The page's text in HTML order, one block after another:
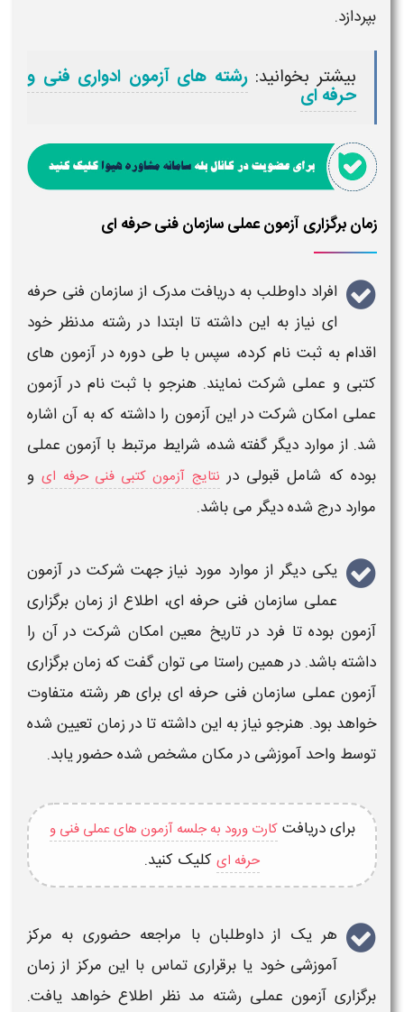
بپردازد.
بیشتر بخوانید: رشته های آزمون ادواری فنی و
حرفه ای
زمان برگزاری آزمون عملی سازمان فنی حرفه ای
افراد داوطلب به دریافت مدرک از سازمان فنی حرفه
ای نیاز به این داشته تا ابتدا در رشته مدنظر خود
اقدام به ثبت نام کرده، سپس با طی دوره درآزمون های
کتبی و عملی شرکت نمایند. هنرجو با ثبت نام در آزمون
عملی امکان شرکت در اینآزمون را داشته که به آن اشاره
شد. از موارد دیگر گفته شده، شرایط مرتبط با آزمون عملی
بوده که شامل قبولی در نتایج آزمون کتبی فنی حرفه ایو
موارد درج شده دیگر می باشد.
یکی دیگر از موارد مورد نیاز جهت شرکت در آزمون
عملی سازمان فنی حرفه ای، اطلاع از زمان برگزاری
آزمون بوده تا فرد در تاریخ معین امکان شرکت در آن را
داشته باشد. در همین راستا می توان گفت که زمان برگزاری
آزمون عملی سازمان فنی حرفه ای برای هر رشته متفاوت
خواهد بود. هنرجو نیاز به این داشته تا در زمان تعیین شده
توسط واحد آموزشی در مکان مشخص شده حضور یابد.
برای دریافتکارت ورود به جلسه آزمون های عملی فنی و
حرفه ای کلیک کنید.
هر یک از داوطلبان با مراجعه حضوری به مرکز
آموزشی خود یا برقراری تماس با این مرکز از زمان
برگزاری آزمون عملی رشته مد نظر اطلاع خواهد یافت.